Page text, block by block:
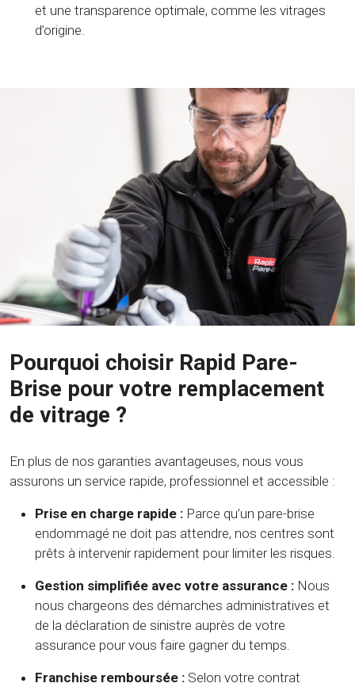
et une transparence optimale, comme les vitrages
d’origine.
Pourquoi choisir Rapid Pare-
Brise pour votre remplacement
de vitrage ?
En plus de nos garanties avantageuses, nous vous
assurons un service rapide, professionnel et accessible :
Prise en charge rapide : Parce qu’un pare-brise
endommagé ne doit pas attendre, nos centres sont
prêts à intervenir rapidement pour limiter les risques.
Gestion simplifiée avec votre assurance : Nous
nous chargeons des démarches administratives et
de la déclaration de sinistre auprès de votre
assurance pour vous faire gagner du temps.
Franchise remboursée : Selon votre contrat